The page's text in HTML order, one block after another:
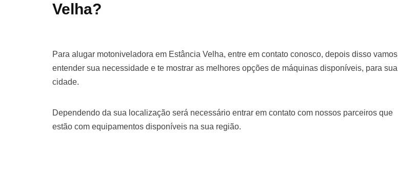
Velha?
Para alugar motoniveladora em Estância Velha, entre em contato conosco, depois disso vamos
entender sua necessidade e te mostrar as melhores opções de máquinas disponíveis, para sua
cidade.
Dependendo da sua localização será necessário entrar em contato com nossos parceiros que
estão com equipamentos disponíveis na sua região.